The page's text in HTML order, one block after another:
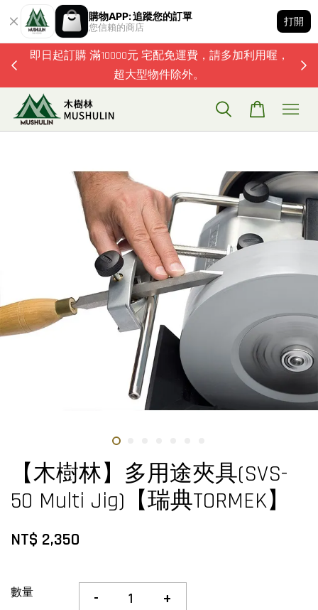
購物APP: 追蹤您的訂單
您信賴的商店
打開
即日起訂購 滿10000元 宅配免運費，請多加利用喔，
超大型物件除外。
【木樹林】多用途夾具(SVS-
50 Multi Jig)【瑞典TORMEK】
NT$ 2,350
數量 - +